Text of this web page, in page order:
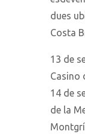
dues
Costa
13 de
Casino
14 de
de la
Montgrí